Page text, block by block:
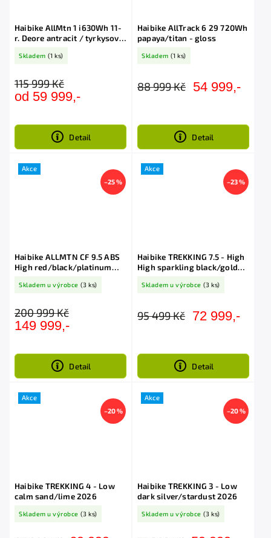
Haibike AllMtn 1 i630Wh 11-
r. Deore antracit / tyrkysová
Skladem (1 ks)
115 999 Kč
od 59 999,-
Detail
Haibike AllTrack 6 29 720Wh
papaya/titan - gloss
Skladem (1 ks)
88 999 Kč 54 999,-
Detail
Akce
–25 %
Haibike ALLMTN CF 9.5 ABS
High red/black/platinum
Skladem u výrobce (3 ks)
200 999 Kč
149 999,-
Detail
Akce
–23 %
Haibike TREKKING 7.5 - High
High sparkling black/gold
Skladem u výrobce (3 ks)
95 499 Kč 72 999,-
Detail
Akce
–20 %
Haibike TREKKING 4 - Low
calm sand/lime 2026
Skladem u výrobce (3 ks)
Akce
–20 %
Haibike TREKKING 3 - Low
dark silver/stardust 2026
Skladem u výrobce (3 ks)